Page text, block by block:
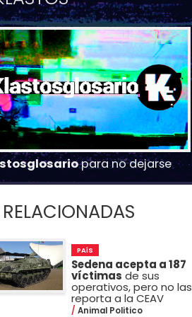
para no dejarse
RELACIONADAS
PAÍS
Sedena acepta a 187
víctimas de sus
operativos, pero no las
reporta a la CEAV
Animal Politico